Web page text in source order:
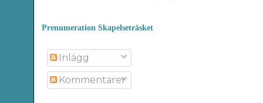
Prenumeration Skapelseträsket
Inlägg
Kommentarer